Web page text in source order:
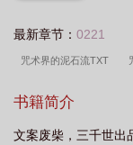
最新章节： 0221
咒术界的泥石流TXT
术界的泥石流无删减
术界的泥石流番外TXT
书籍简介
文案废柴，三千世出